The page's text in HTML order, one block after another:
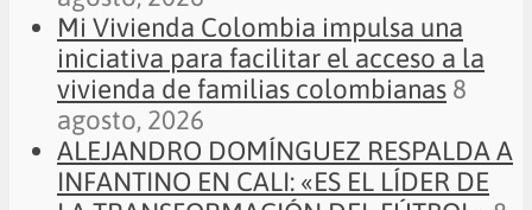
Mi Vivienda Colombia impulsa una
iniciativa para facilitar el acceso a la
vivienda de familias colombianas 8
agosto, 2026
ALEJANDRO DOMÍNGUEZ RESPALDA A
INFANTINO EN CALI: «ES EL LÍDER DE